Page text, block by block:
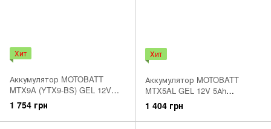
Хит
Аккумулятор MOTOBATT
MTX9A (YTX9-BS) GEL 12V
9AH 151X88X105, +/-, 140 А,
вес 3,18кг
1 754 грн
Хит
Аккумулятор MOTOBATT
MTX5AL GEL 12V 5Аh
119.5X60X131, -/+, 85 А, вес
2,1кг (YB5L-B,12N5-3B)
1 404 грн